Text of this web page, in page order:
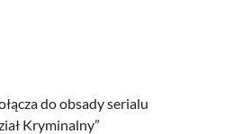
do obsady serialu
Kryminalny”